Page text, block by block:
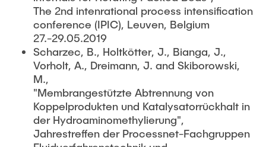
The 2nd intenrational process intensification
conference (IPIC), Leuven, Belgium
27.-29.05.2019
Scharzec, B., Holtkötter, J., Bianga, J.,
Vorholt, A., Dreimann, J. and Skiborowski,
M.,
"Membrangestützte Abtrennung von
Koppelprodukten und Katalysatorrückhalt in
der Hydroaminomethylierung",
Jahrestreffen der Processnet-Fachgruppen